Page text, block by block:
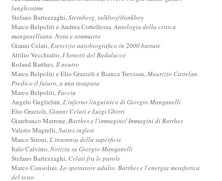
lunghissime
Stefano Bartezzaghi,Steinberg, talkboy/thinkboy
Marco Belpoliti e Andrea Cortellessa,Antologia della critica
manganelliana. Nota e sommario
Gianni Celati,Esercizio autobiografico in 2000 battute
Attilio Vecchiatto,I Sonetti del Badalucco
Roland Barthes,Il neutro
Marco Belpoliti e Elio Grazioli e Bianca Trevisan,Maurizio Cattelan.
Predico il futuro, a mia insaputa
Marco Belpoliti,Faccia
Angelo Guglielmi,L'inferno linguistico di Giorgio Manganelli
Elio Grazioli,Gianni Celati e Luigi Ghirri
Gianfranco Marrone,Barthes e l'immagine/ Immagini di Barthes
Valerio Magrelli,Suites inglesi
Marco Sironi,L'insonnia della superficie
Italo Calvino,Notizia su Giorgio Manganelli
Stefano Bartezzaghi, Celati fra le parole
Marco Consolini,Lo spettatore adulto. Barthes e l'energia metaforica
del testo